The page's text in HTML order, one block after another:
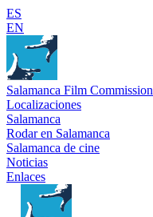
ES
EN
Salamanca Film Commission
Localizaciones
Salamanca
Rodar en Salamanca
Salamanca de cine
Noticias
Enlaces